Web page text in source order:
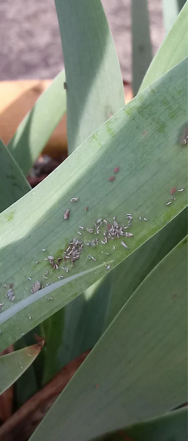
після цвітіння поводяться по-різному і
потребують різного підходу — і помилка в
одному з них може позначитися на цвітінні вже
наступного сезону. Коли квітки повністю
і стебло починає жовтіти біля основи — саме
час зрізати стрілку. Листя поки не чіпаємо.
Квітконоси: прибрати одразу Квітк